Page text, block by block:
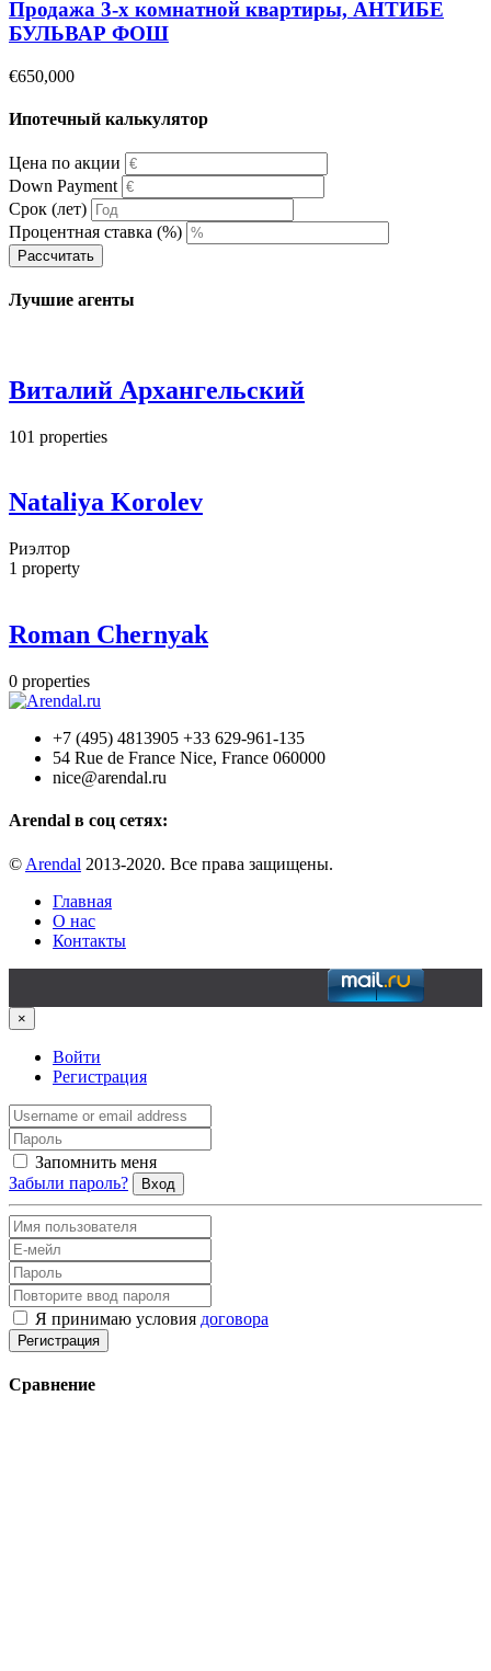
Продажа 3-х комнатной квартиры, АНТИБЕ
БУЛЬВАР ФОШ
€650,000
Ипотечный калькулятор
Цена по акции
Down Payment
Срок (лет)
Процентная ставка (%)
Рассчитать
Лучшие агенты
Виталий Архангельский
101 properties
Nataliya Korolev
Риэлтор
1 property
Roman Chernyak
0 properties
+7 (495) 4813905 +33 629-961-135
54 Rue de France Nice, France 060000
nice@arendal.ru
Arendal в соц сетях:
© Arendal 2013-2020. Все права защищены.
Главная
О нас
Контакты
×
Войти
Регистрация
Запомнить меня
Забыли пароль?
Вход
Я принимаю условия договора
Регистрация
Сравнение